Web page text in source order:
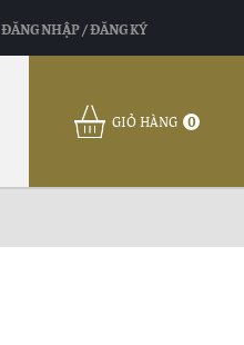
ĐĂNG NHẬP / ĐĂNG KÝ
GIỎ HÀNG 0